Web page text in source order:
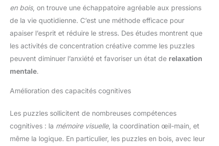
en bois, on trouve une échappatoire agréable aux pressions
de la vie quotidienne. C’est une méthode efficace pour
apaiser l’esprit et réduire le stress. Des études montrent que
les activités de concentration créative comme les puzzles
peuvent diminuer l’anxiété et favoriser un état de relaxation
mentale.
Amélioration des capacités cognitives
Les puzzles sollicitent de nombreuses compétences
cognitives : la mémoire visuelle, la coordination œil-main, et
même la logique. En particulier, les puzzles en bois, avec leur